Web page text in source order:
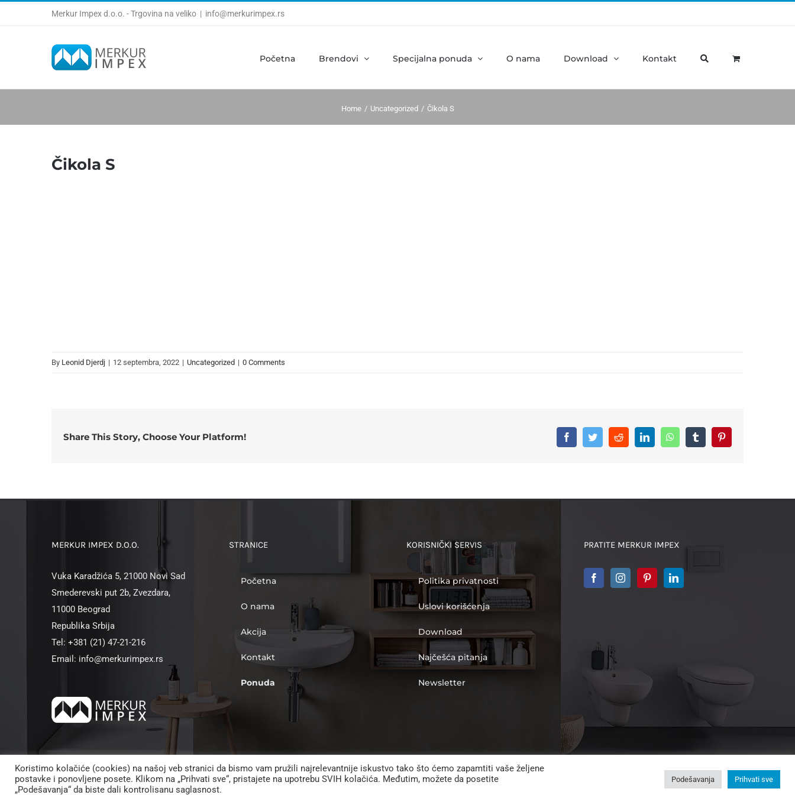
Merkur Impex d.o.o. - Trgovina na veliko | info@merkurimpex.rs
Početna Brendovi Specijalna ponuda O nama Download Kontakt
Home Uncategorized Čikola S
Čikola S
By Leonid Djerdj | 12 septembra, 2022 | Uncategorized | 0 Comments
Share This Story, Choose Your Platform! FacebookTwitterRedditLinkedInWhatsAppTumblrPinterest
MERKUR IMPEX D.O.O.
Vuka Karadžića 5, 21000 Novi Sad
Smederevski put 2b, Zvezdara,
11000 Beograd
Republika Srbija
Tel: +381 (21) 47-21-216
Email: info@merkurimpex.rs
STRANICE
Početna
O nama
Akcija
Kontakt
Ponuda
KORISNIČKI SERVIS
Politika privatnosti
Uslovi korišćenja
Download
Najčešća pitanja
Newsletter
PRATITE MERKUR IMPEX
2026 | Merkur Impex d.o.o. | Sva prava zadržana |
Koristimo kolačiće (cookies) na našoj veb stranici da bismo vam pružili najrelevantnije iskustvo tako što ćemo zapamtiti vaše željene
postavke i ponovljene posete. Klikom na „Prihvati sve“, pristajete na upotrebu SVIH kolačića. Međutim, možete da posetite
„Podešavanja“ da biste dali kontrolisanu saglasnost.
Podešavanja Prihvati sve